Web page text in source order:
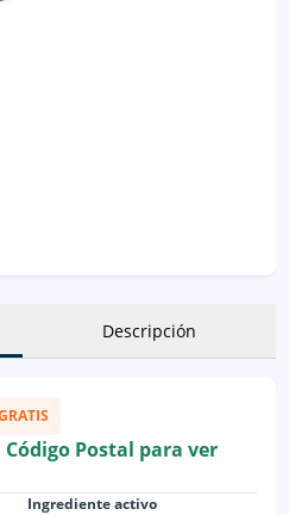
Descripción
Código Postal para ver
Ingrediente activo